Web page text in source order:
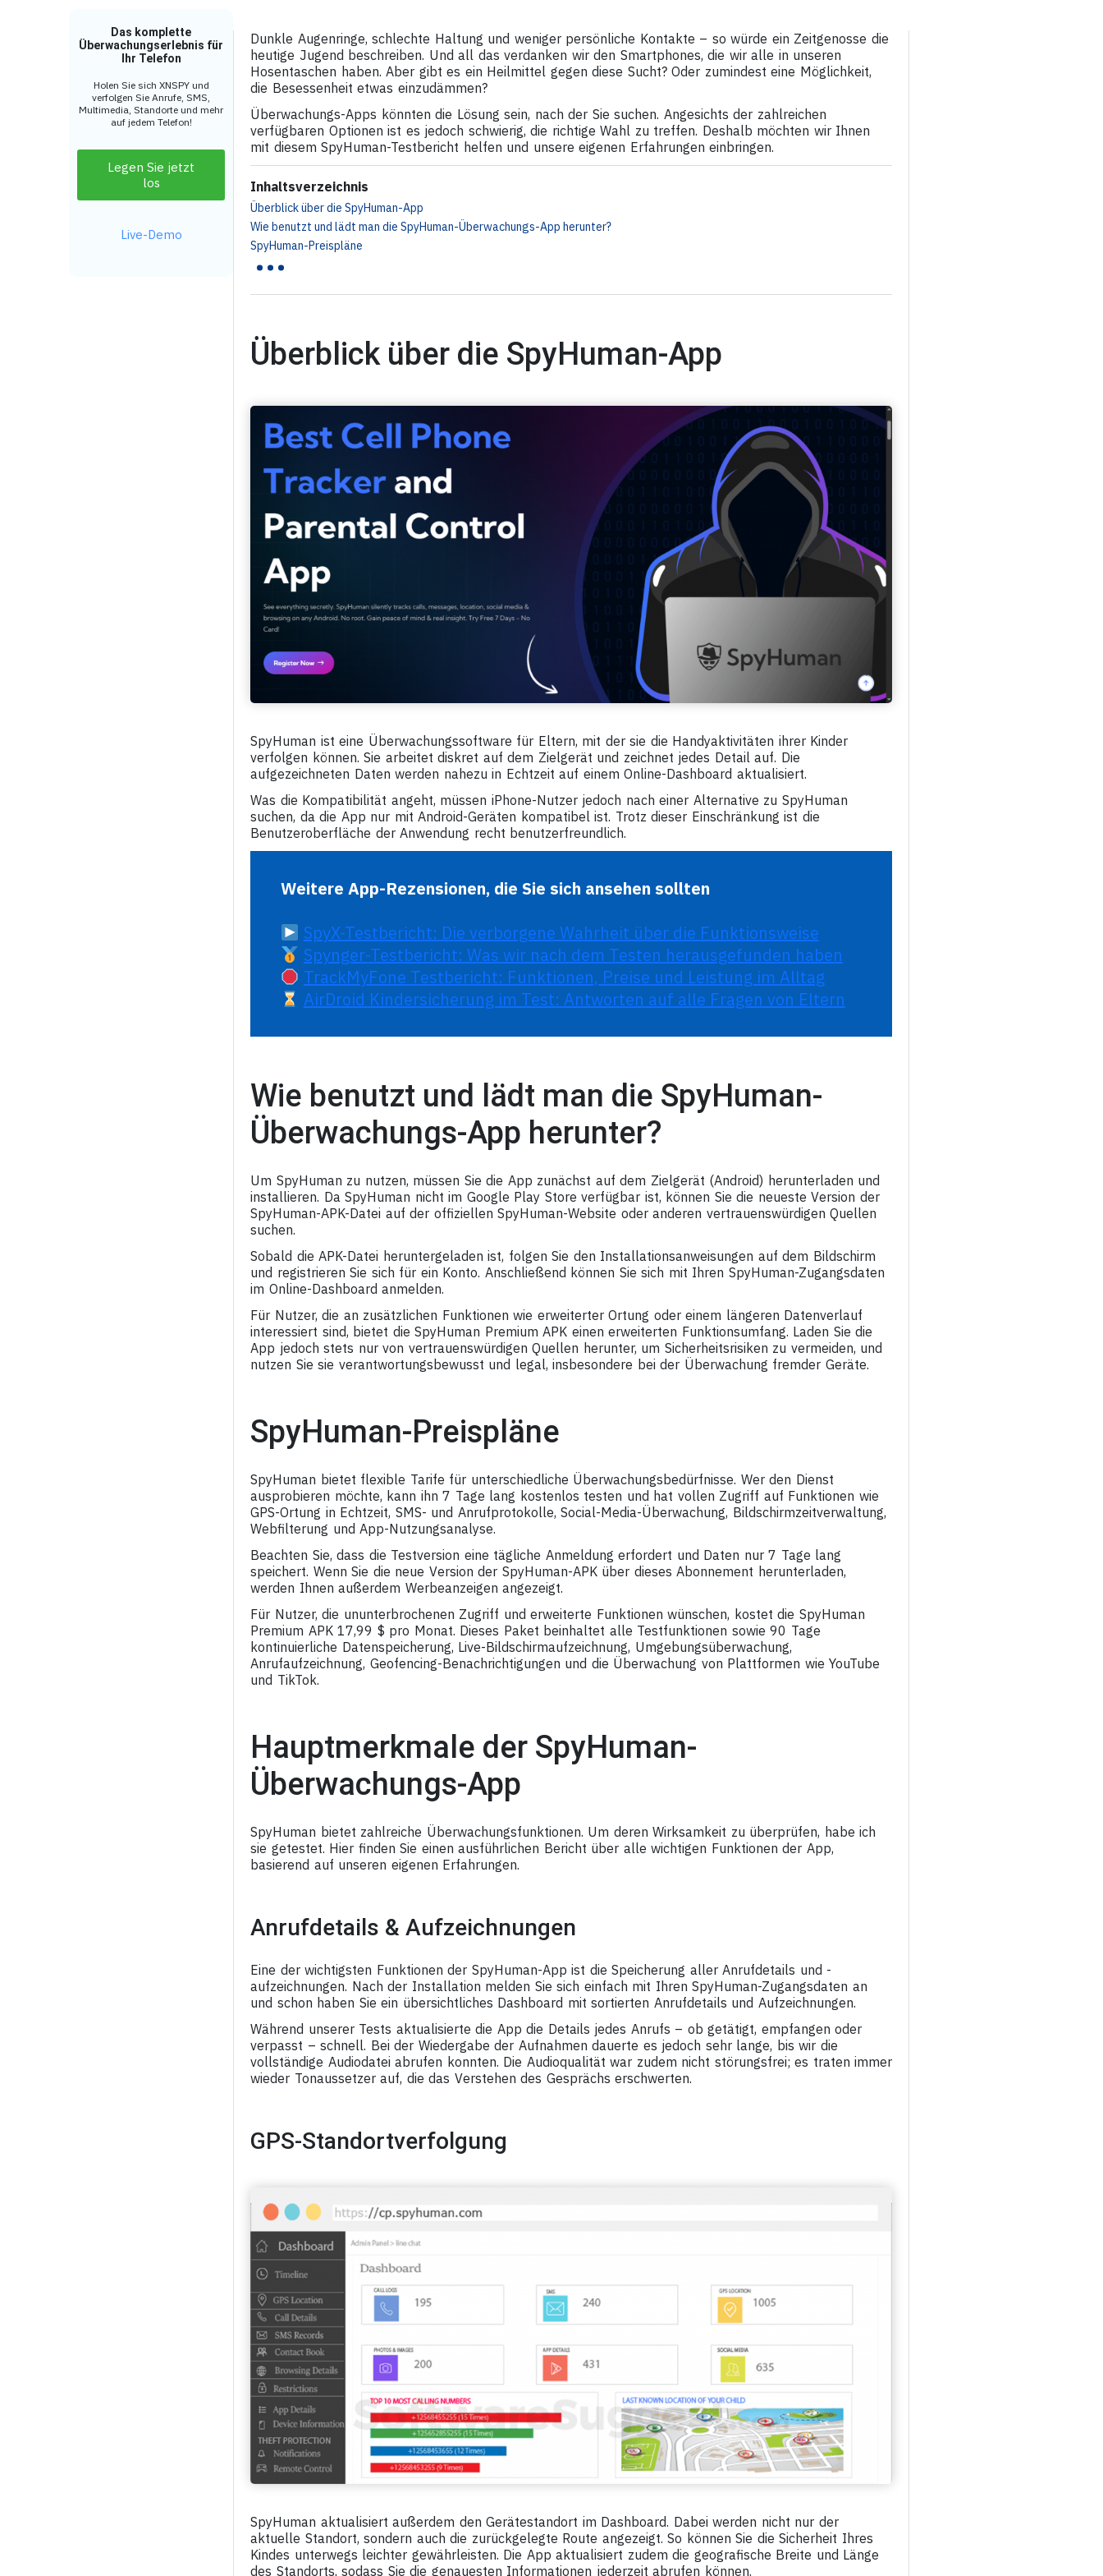
Das komplette
Überwachungserlebnis für
Ihr Telefon
Holen Sie sich XNSPY und
verfolgen Sie Anrufe, SMS,
Multimedia, Standorte und mehr
auf jedem Telefon!
Legen Sie jetzt
los
Live-Demo
Dunkle Augenringe, schlechte Haltung und weniger persönliche Kontakte – so würde ein Zeitgenosse die
heutige Jugend beschreiben. Und all das verdanken wir den Smartphones, die wir alle in unseren
Hosentaschen haben. Aber gibt es ein Heilmittel gegen diese Sucht? Oder zumindest eine Möglichkeit,
die Besessenheit etwas einzudämmen?
Überwachungs-Apps könnten die Lösung sein, nach der Sie suchen. Angesichts der zahlreichen
verfügbaren Optionen ist es jedoch schwierig, die richtige Wahl zu treffen. Deshalb möchten wir Ihnen
mit diesem SpyHuman-Testbericht helfen und unsere eigenen Erfahrungen einbringen.
Inhaltsverzeichnis
Überblick über die SpyHuman-App
Wie benutzt und lädt man die SpyHuman-Überwachungs-App herunter?
SpyHuman-Preispläne
...
Überblick über die SpyHuman-App
SpyHuman ist eine Überwachungssoftware für Eltern, mit der sie die Handyaktivitäten ihrer Kinder
verfolgen können. Sie arbeitet diskret auf dem Zielgerät und zeichnet jedes Detail auf. Die
aufgezeichneten Daten werden nahezu in Echtzeit auf einem Online-Dashboard aktualisiert.
Was die Kompatibilität angeht, müssen iPhone-Nutzer jedoch nach einer Alternative zu SpyHuman
suchen, da die App nur mit Android-Geräten kompatibel ist. Trotz dieser Einschränkung ist die
Benutzeroberfläche der Anwendung recht benutzerfreundlich.
Weitere App-Rezensionen, die Sie sich ansehen sollten
SpyX-Testbericht: Die verborgene Wahrheit über die Funktionsweise
Spynger-Testbericht: Was wir nach dem Testen herausgefunden haben
TrackMyFone Testbericht: Funktionen, Preise und Leistung im Alltag
AirDroid Kindersicherung im Test: Antworten auf alle Fragen von Eltern
Wie benutzt und lädt man die SpyHuman-
Überwachungs-App herunter?
Um SpyHuman zu nutzen, müssen Sie die App zunächst auf dem Zielgerät (Android) herunterladen und
installieren. Da SpyHuman nicht im Google Play Store verfügbar ist, können Sie die neueste Version der
SpyHuman-APK-Datei auf der offiziellen SpyHuman-Website oder anderen vertrauenswürdigen Quellen
suchen.
Sobald die APK-Datei heruntergeladen ist, folgen Sie den Installationsanweisungen auf dem Bildschirm
und registrieren Sie sich für ein Konto. Anschließend können Sie sich mit Ihren SpyHuman-Zugangsdaten
im Online-Dashboard anmelden.
Für Nutzer, die an zusätzlichen Funktionen wie erweiterter Ortung oder einem längeren Datenverlauf
interessiert sind, bietet die SpyHuman Premium APK einen erweiterten Funktionsumfang. Laden Sie die
App jedoch stets nur von vertrauenswürdigen Quellen herunter, um Sicherheitsrisiken zu vermeiden, und
nutzen Sie sie verantwortungsbewusst und legal, insbesondere bei der Überwachung fremder Geräte.
SpyHuman-Preispläne
SpyHuman bietet flexible Tarife für unterschiedliche Überwachungsbedürfnisse. Wer den Dienst
ausprobieren möchte, kann ihn 7 Tage lang kostenlos testen und hat vollen Zugriff auf Funktionen wie
GPS-Ortung in Echtzeit, SMS- und Anrufprotokolle, Social-Media-Überwachung, Bildschirmzeitverwaltung,
Webfilterung und App-Nutzungsanalyse.
Beachten Sie, dass die Testversion eine tägliche Anmeldung erfordert und Daten nur 7 Tage lang
speichert. Wenn Sie die neue Version der SpyHuman-APK über dieses Abonnement herunterladen,
werden Ihnen außerdem Werbeanzeigen angezeigt.
Für Nutzer, die ununterbrochenen Zugriff und erweiterte Funktionen wünschen, kostet die SpyHuman
Premium APK 17,99 $ pro Monat. Dieses Paket beinhaltet alle Testfunktionen sowie 90 Tage
kontinuierliche Datenspeicherung, Live-Bildschirmaufzeichnung, Umgebungsüberwachung,
Anrufaufzeichnung, Geofencing-Benachrichtigungen und die Überwachung von Plattformen wie YouTube
und TikTok.
Hauptmerkmale der SpyHuman-
Überwachungs-App
SpyHuman bietet zahlreiche Überwachungsfunktionen. Um deren Wirksamkeit zu überprüfen, habe ich
sie getestet. Hier finden Sie einen ausführlichen Bericht über alle wichtigen Funktionen der App,
basierend auf unseren eigenen Erfahrungen.
Anrufdetails & Aufzeichnungen
Eine der wichtigsten Funktionen der SpyHuman-App ist die Speicherung aller Anrufdetails und -
aufzeichnungen. Nach der Installation melden Sie sich einfach mit Ihren SpyHuman-Zugangsdaten an
und schon haben Sie ein übersichtliches Dashboard mit sortierten Anrufdetails und Aufzeichnungen.
Während unserer Tests aktualisierte die App die Details jedes Anrufs – ob getätigt, empfangen oder
verpasst – schnell. Bei der Wiedergabe der Aufnahmen dauerte es jedoch sehr lange, bis wir die
vollständige Audiodatei abrufen konnten. Die Audioqualität war zudem nicht störungsfrei; es traten immer
wieder Tonaussetzer auf, die das Verstehen des Gesprächs erschwerten.
GPS-Standortverfolgung
SpyHuman aktualisiert außerdem den Gerätestandort im Dashboard. Dabei werden nicht nur der
aktuelle Standort, sondern auch die zurückgelegte Route angezeigt. So können Sie die Sicherheit Ihres
Kindes unterwegs leichter gewährleisten. Die App aktualisiert zudem die geografische Breite und Länge
des Standorts, sodass Sie die genauesten Informationen jederzeit abrufen können.